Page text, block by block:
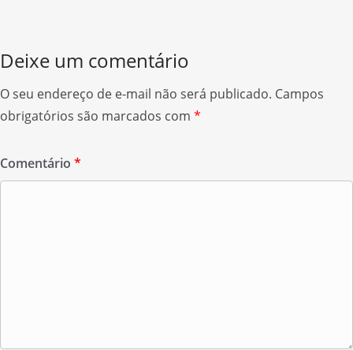
Deixe um comentário
O seu endereço de e-mail não será publicado. Campos
obrigatórios são marcados com *
Comentário *